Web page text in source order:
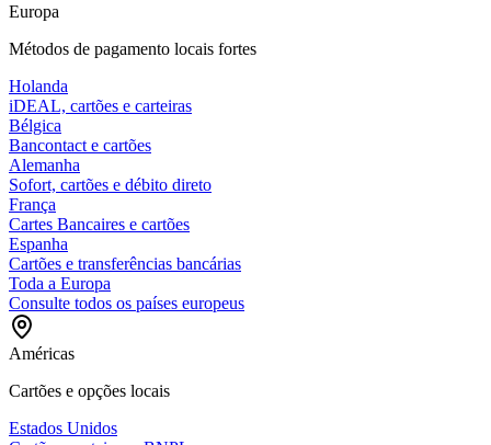
Europa
Métodos de pagamento locais fortes
Holanda
iDEAL, cartões e carteiras
Bélgica
Bancontact e cartões
Alemanha
Sofort, cartões e débito direto
França
Cartes Bancaires e cartões
Espanha
Cartões e transferências bancárias
Toda a Europa
Consulte todos os países europeus
Américas
Cartões e opções locais
Estados Unidos